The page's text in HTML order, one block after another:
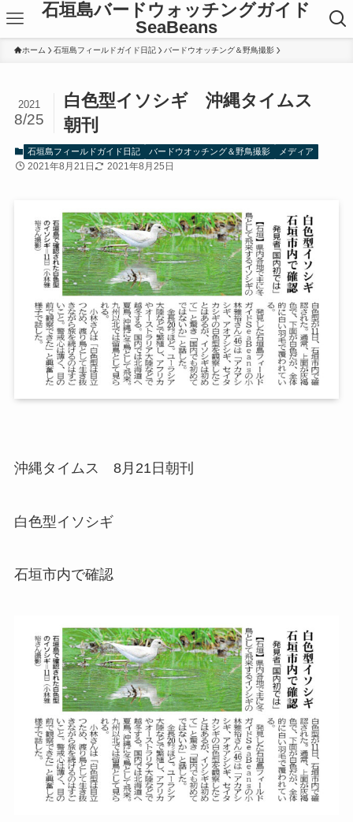
石垣島バードウォッチングガイド
SeaBeans
ホーム 石垣島フィールドガイド日記 バードウオッチング＆野鳥撮影
白色型イソシギ 沖縄タイムス
朝刊
2021
8/25
石垣島フィールドガイド日記 バードウオッチング＆野鳥撮影 メディア
2021年8月21日 2021年8月25日
沖縄タイムス 8月21日朝刊
白色型イソシギ
石垣市内で確認